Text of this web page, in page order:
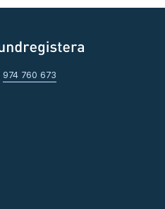
974 760 673